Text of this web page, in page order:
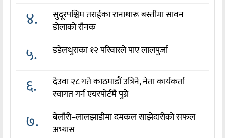
४.
सुदूरपश्चिम तराईका रानाथारू बस्तीमा सावन
डोलाको रौनक
५. डडेलधुराका १२ परिवारले पाए लालपुर्जा
६.
देउवा २८ गते काठमाडौं उत्रिने, नेता कार्यकर्ता
स्वागत गर्न एयरपोर्टमै पुग्ने
७.
बेलौरी–लालझाडीमा दमकल साझेदारीको सफल
अभ्यास